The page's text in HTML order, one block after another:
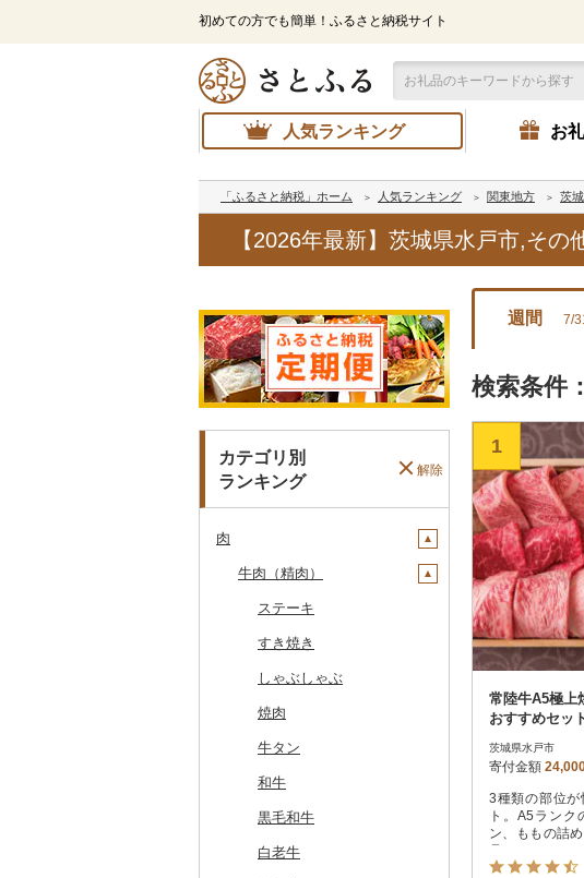
初めての方でも簡単！ふるさと納税サイト
人気ランキング お
「ふるさと納税」ホーム 人気ランキング 関東地方 茨
【2026年最新】茨城県水戸市,そ
カテゴリ別
ランキング
解除
肉
牛肉（精肉）
ステーキ
すき焼き
しゃぶしゃぶ
焼肉
牛タン
和牛
黒毛和牛
白老牛
週間 7/
検索条件：
1
常陸牛A5極上
おすすめセッ
り・特製タレ
マ】
茨城県水戸市
寄付金額
3種類の部位が
ト。A5ランク
ン、ももの詰